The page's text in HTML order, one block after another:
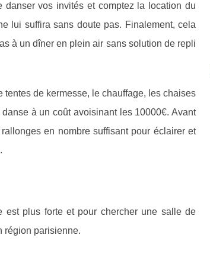
vos invités et comptez la location du
lui suffira sans doute pas. Finalement, cela
à un dîner en plein air sans solution de repli
de kermesse, le chauffage, les chaises
à un coût avoisinant les 10000€. Avant
en nombre suffisant pour éclairer et
est plus forte et pour chercher une salle de
région parisienne.